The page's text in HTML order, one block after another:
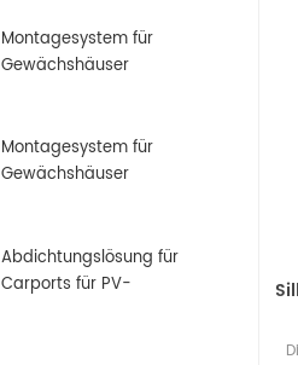
Montagesystem für
Gewächshäuser
Montagesystem für
Gewächshäuser
Abdichtungslösung für
Carports für PV-